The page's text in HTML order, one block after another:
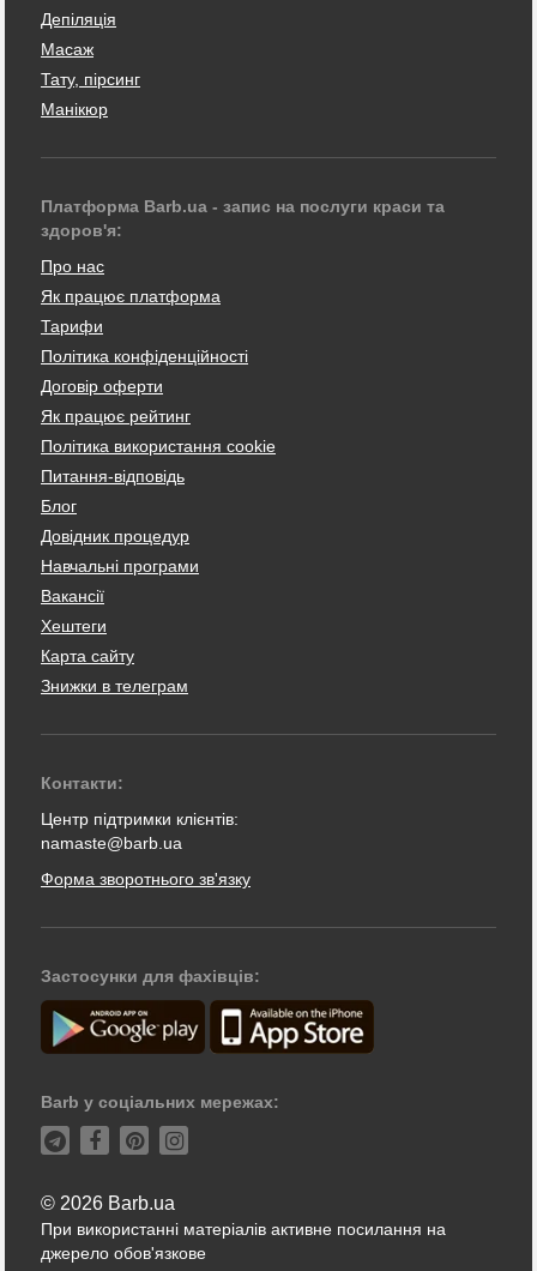
Депіляція
Масаж
Тату, пірсинг
Манікюр
Платформа Barb.ua - запис на послуги краси та
здоров'я:
Про нас
Як працює платформа
Тарифи
Політика конфіденційності
Договір оферти
Як працює рейтинг
Політика використання cookie
Питання-відповідь
Блог
Довідник процедур
Навчальні програми
Вакансії
Хештеги
Карта сайту
Знижки в телеграм
Контакти:
Центр підтримки клієнтів:
namaste@barb.ua
Форма зворотнього зв'язку
Застосунки для фахівців:
Barb у соціальних мережах:
© 2026 Barb.ua
При використанні матеріалів активне посилання на
джерело обов'язкове